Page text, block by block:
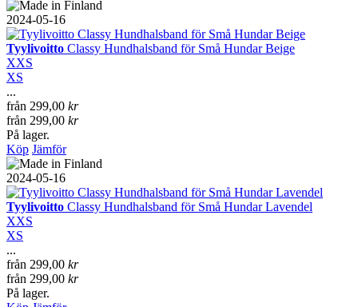
2024-05-16
Tyylivoitto Classy Hundhalsband för Små Hundar Beige
XXS
XS
...
från 299,00 kr
från 299,00 kr
På lager.
Köp Jämför
2024-05-16
Tyylivoitto Classy Hundhalsband för Små Hundar Lavendel
XXS
XS
...
från 299,00 kr
från 299,00 kr
På lager.